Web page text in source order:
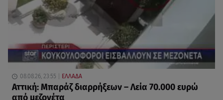
08.08.26, 23:55 ΕΛΛΑΔΑ
Αττική: Μπαράζ διαρρήξεων – Λεία 70.000 ευρώ
από μεζονέτα